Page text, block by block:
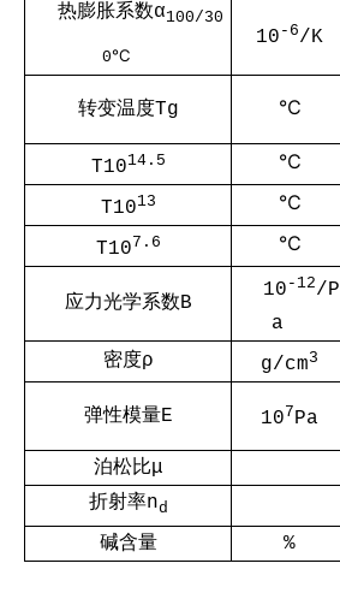
热膨胀系数α100/30
0℃
10 -6/K
转变温度Tg ℃
T1014.5 ℃
T1013 ℃
T107.6 ℃
应力光学系数B
10 -12/P
a
密度ρ g/cm3
弹性模量E 107Pa
泊松比μ
折射率nd
碱含量
%